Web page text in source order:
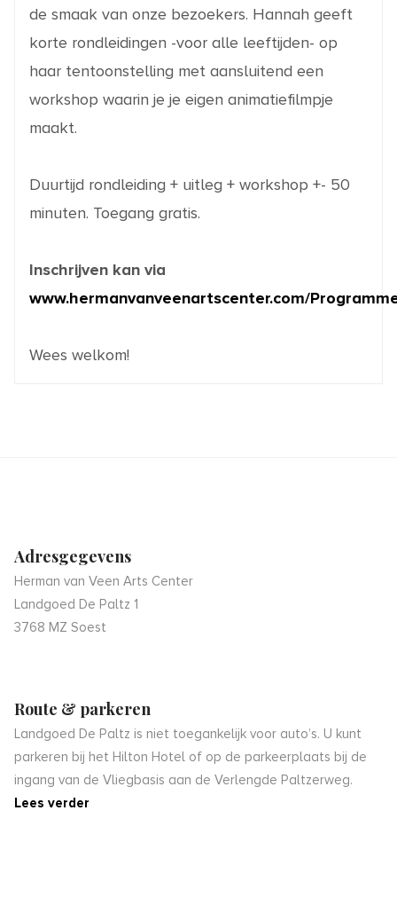
de smaak van onze bezoekers. Hannah geeft
korte rondleidingen -voor alle leeftijden- op
haar tentoonstelling met aansluitend een
workshop waarin je je eigen animatiefilmpje
maakt.
Duurtijd rondleiding + uitleg + workshop +- 50
minuten. Toegang gratis.
Inschrijven kan via
www.hermanvanveenartscenter.com/
Wees welkom!
Adresgegevens
Herman van Veen Arts Center
Landgoed De Paltz 1
3768 MZ Soest
Route & parkeren
Landgoed De Paltz is niet toegankelijk voor auto’s. U kunt
parkeren bij het Hilton Hotel of op de parkeerplaats bij de
ingang van de Vliegbasis aan de Verlengde Paltzerweg.
Lees verder